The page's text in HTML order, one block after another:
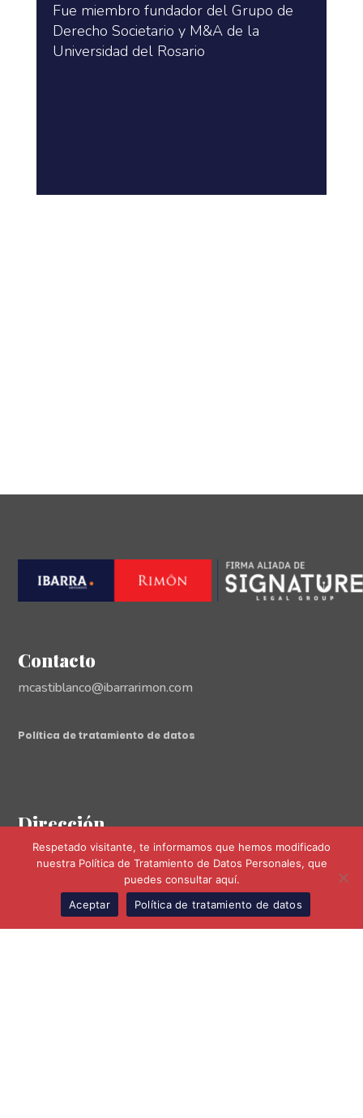
Fue miembro fundador del Grupo de
Derecho Societario y M&A de la
Universidad del Rosario
Contacto
mcastiblanco@ibarrarimon.com
Política de tratamiento de datos
Dirección
Calle 98 No. 9A-41 Oficina 309
PBX: +571 749 5739 – 749 5740
Respetado visitante, te informamos que hemos modificado
nuestra Política de Tratamiento de Datos Personales, que
puedes consultar aquí.
Aceptar
Política de tratamiento de datos